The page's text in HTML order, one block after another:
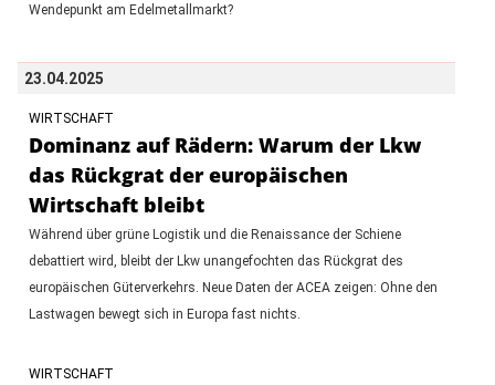
Wendepunkt am Edelmetallmarkt?
23.04.2025
WIRTSCHAFT
Dominanz auf Rädern: Warum der Lkw
das Rückgrat der europäischen
Wirtschaft bleibt
Während über grüne Logistik und die Renaissance der Schiene
debattiert wird, bleibt der Lkw unangefochten das Rückgrat des
europäischen Güterverkehrs. Neue Daten der ACEA zeigen: Ohne den
Lastwagen bewegt sich in Europa fast nichts.
WIRTSCHAFT